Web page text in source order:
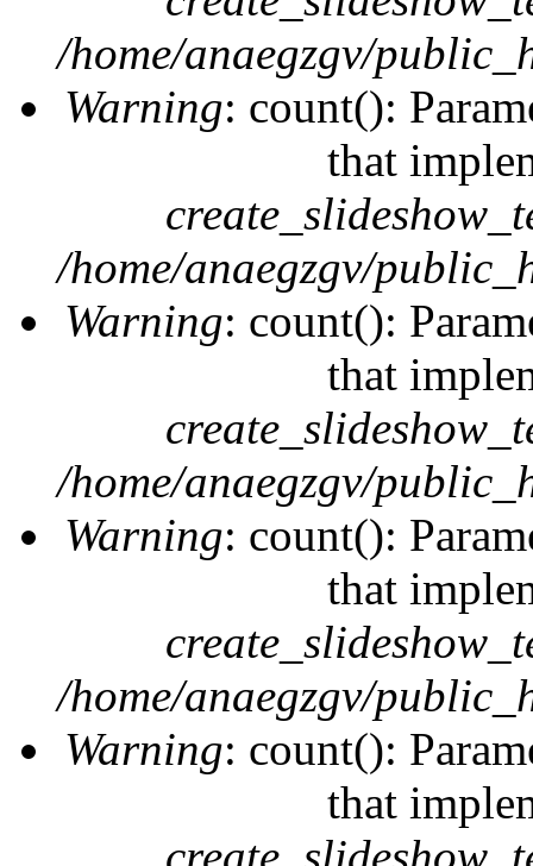
/home/anaegzgv/
Warning: count():
that
/home/anaegzgv/
Warning: count():
that
/home/anaegzgv/
Warning: count():
that
/home/anaegzgv/
Warning: count():
that